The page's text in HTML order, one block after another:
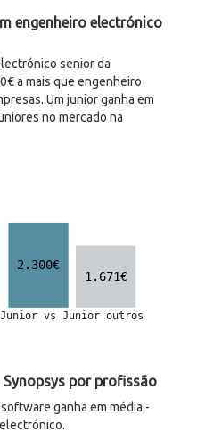
engenheiro electrónico
senior da
a mais que engenheiro
Um junior ganha em
no mercado na
Synopsys por profissão
ganha em média -